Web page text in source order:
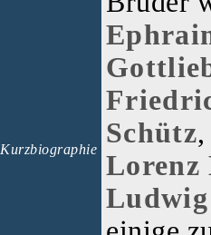
Kurzbiographie
Schütz
Lorenz